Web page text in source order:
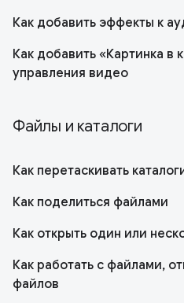
Как добавить эффекты к
Как добавить «Картинка в
управления видео
Файлы и каталоги
Как перетаскивать
Как поделиться файлами
Как открыть один или
Как работать с файлами,
файлов